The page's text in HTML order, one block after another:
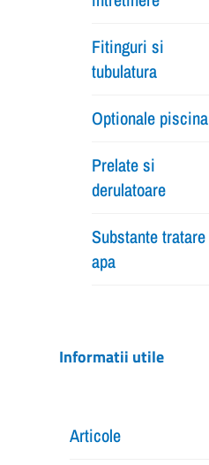
Fitinguri si
tubulatura
Optionale piscina
Prelate si
derulatoare
Substante tratare
apa
Informatii utile
Articole